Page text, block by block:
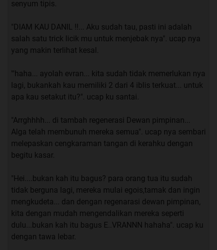
INDEX EPISODE SAYA PINDAHKAN DI BAWAH
Quote:
PART 1 : Mahasiswi Pindahan
“bosan”. ucap ku sambil menghela nafas.
Aku sedang duduk di dalam kelas sambil memutar -
aku sangat malas untuk memperhatikan apa yang
dosen ku terangkan, bukan karna aku malas dalam
belajar, hanya saja 80-90% yang dosen ku terangkan
sudah pernah ku baca di buku. Ku akui aku memanglah
kutu buku, ber jam-jam aku habiskan hanya untuk
membaca buku entah itu di rumah, di perpustakaan,
senyum tipis.
"DIAM KAU DANIL !!... Aku sudah tau, pasti ini adalah
salah satu trick licik mu untuk menjebak nya". ucap nya
yang makin terlihat kesal.
'"haha... ayolah evran... kita sudah tidak memerlukan nya
lagi, bukankah kau memiliki 2 dari 4 iblis terkuat... untuk
apa kau setakut itu?". ucap ku santai.
"Arrghhhh... di tambah regenerasi Dewan pimpinan...
Alga telah membunuh mereka semua". ucap nya sembari
melepaskan cengkaraman tangan di kerahku dengan
begitu kasar.
"Hei....bukan kah itu bagus? para orang tua itu sudah
tidak berguna lagi, mereka mulai egois,tamak dan ingin
mengkudeta... dan dengan regenarasi dewan pimpinan,
kita dengan mudah mengendalikan mereka seperti
dulu...bukan kah itu bagus E..VRANNN hahaha". ucap ku
dengan tawa lebar.